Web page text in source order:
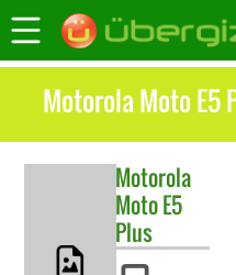
Motorola Moto E5
Motorola
Moto E5
Plus